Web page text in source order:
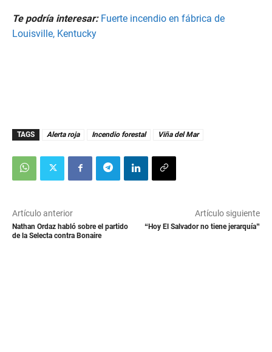
Te podría interesar: Fuerte incendio en fábrica de
Louisville, Kentucky
TAGS Alerta roja Incendio forestal Viña del Mar
Artículo anterior
Nathan Ordaz habló sobre el partido
de la Selecta contra Bonaire
Artículo siguiente
“Hoy El Salvador no tiene jerarquía”